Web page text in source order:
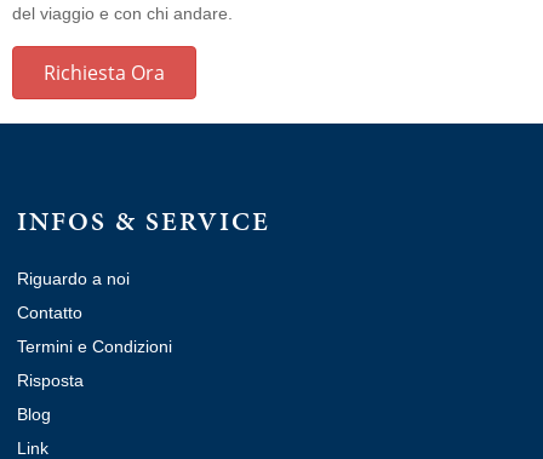
del viaggio e con chi andare.
Richiesta Ora
INFOS & SERVICE
Riguardo a noi
Contatto
Termini e Condizioni
Risposta
Blog
Link